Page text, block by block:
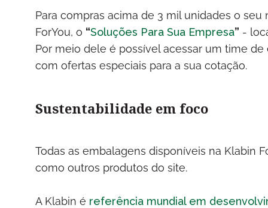
Para compras acima de 3 mil unidades o
ForYou, o “Soluções Para Sua Empresa” -
Por meio dele é possível acessar um time
com ofertas especiais para a sua cotação.
Sustentabilidade em foco
Todas as embalagens disponíveis na Klabin
como outros produtos do site.
A Klabin é referência mundial em